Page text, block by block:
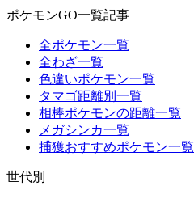
ポケモンGO一覧記事
全ポケモン一覧
全わざ一覧
色違いポケモン一覧
タマゴ距離別一覧
相棒ポケモンの距離一覧
メガシンカ一覧
捕獲おすすめポケモン一覧
世代別